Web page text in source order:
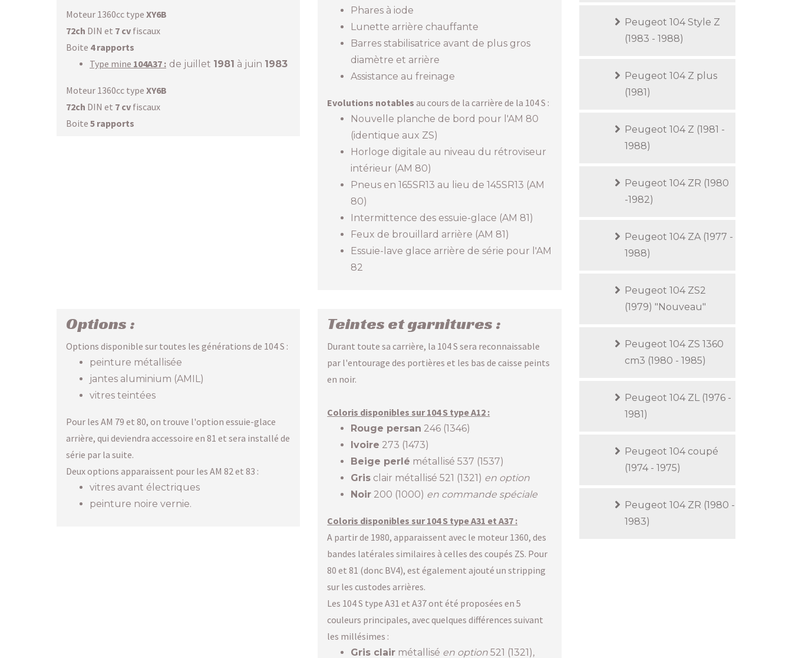
Moteur 1360cc type XY6B
72ch DIN et 7 cv fiscaux
Boite 4 rapports
Type mine 104A37 : de juillet 1981 à juin 1983
Moteur 1360cc type XY6B
72ch DIN et 7 cv fiscaux
Boite 5 rapports
Phares à iode
Lunette arrière chauffante
Barres stabilisatrice avant de plus gros
diamètre et arrière
Assistance au freinage
Evolutions notables au cours de la carrière de la 104 S :
Nouvelle planche de bord pour l'AM 80
(identique aux ZS)
Horloge digitale au niveau du rétroviseur
intérieur (AM 80)
Pneus en 165SR13 au lieu de 145SR13 (AM
80)
Intermittence des essuie-glace (AM 81)
Feux de brouillard arrière (AM 81)
Essuie-lave glace arrière de série pour l'AM
82
Options :
Options disponible sur toutes les générations de 104 S :
peinture métallisée
jantes aluminium (AMIL)
vitres teintées
Pour les AM 79 et 80, on trouve l'option essuie-glace
arrière, qui deviendra accessoire en 81 et sera installé de
série par la suite.
Deux options apparaissent pour les AM 82 et 83 :
vitres avant électriques
peinture noire vernie.
Teintes et garnitures :
Durant toute sa carrière, la 104 S sera reconnaissable
par l'entourage des portières et les bas de caisse peints
en noir.
Coloris disponibles sur 104 S type A12 :
Rouge persan 246 (1346)
Ivoire 273 (1473)
Beige perlé métallisé 537 (1537)
Gris clair métallisé 521 (1321) en option
Noir 200 (1000) en commande spéciale
Coloris disponibles sur 104 S type A31 et A37 :
A partir de 1980, apparaissent avec le moteur 1360, des
bandes latérales similaires à celles des coupés ZS. Pour
80 et 81 (donc BV4), est également ajouté un stripping
sur les custodes arrières.
Les 104 S type A31 et A37 ont été proposées en 5
couleurs principales, avec quelques différences suivant
les millésimes :
Gris clair métallisé en option 521 (1321),
Peugeot 104 Style Z
(1983 - 1988)
Peugeot 104 Z plus
(1981)
Peugeot 104 Z (1981 -
1988)
Peugeot 104 ZR (1980
-1982)
Peugeot 104 ZA (1977 -
1988)
Peugeot 104 ZS2
(1979) "Nouveau"
Peugeot 104 ZS 1360
cm3 (1980 - 1985)
Peugeot 104 ZL (1976 -
1981)
Peugeot 104 coupé
(1974 - 1975)
Peugeot 104 ZR (1980 -
1983)